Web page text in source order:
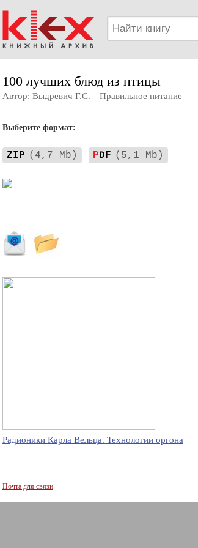
100 лучших блюд из птицы
Автор: Выдревич Г.С. | Правильное питание
Выберите формат:
ZIP (4,7 Mb) PDF (5,1 Mb)
Радионики Карла Вельца. Технологии оргона
Почта для связи